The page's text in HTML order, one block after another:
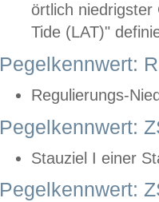
örtlich
Tide (LAT)"
Pegelkennwert:
Regulierungs-
Pegelkennwert:
Stauziel I einer
Pegelkennwert: